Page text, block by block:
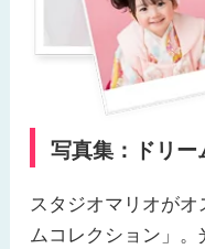
写真集：ドリ
スタジオマリオが
ムコレクション」